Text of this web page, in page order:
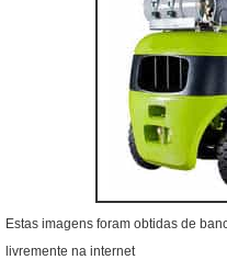
Estas imagens foram obtidas de
livremente na internet